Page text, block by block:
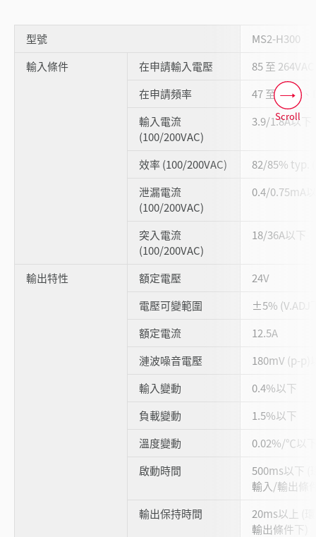
型號
MS2-H300
輸入條件
在申請輸入電壓
85 至
在申請頻率
47 至 63Hz、
輸入電流
(100/200VAC)
3.9/1.8A以下
效率 (100/200VAC)
82/85% typ.
泄漏電流
(100/200VAC)
0.4/0.75mA
突入電流
(100/200VAC)
18/36A以下
輸出特性 額定電壓
24V
電壓可變範圍
±5% (V.ADJ
額定電流
12.5A
漣波噪音電壓
180mV (p-p)
輸入變動
0.4%以下
負載變動
1.5%以下
溫度變動
0.02%/℃以
啟動時間
500ms以下 (
輸入/輸出條
輸出保持時間
20ms以上 (
輸出條件下)
Scroll